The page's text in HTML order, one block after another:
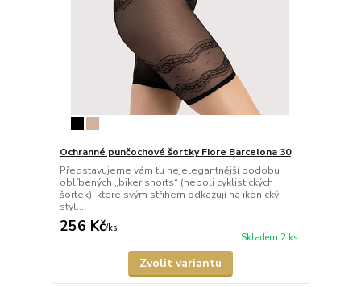
Ochranné punčochové šortky Fiore Barcelona 30
Představujeme vám tu nejelegantnější podobu
oblíbených „biker shorts“ (neboli cyklistických
šortek), které svým střihem odkazují na ikonický
styl...
256 Kč/ks
Skladem 2 ks
Zvolit variantu